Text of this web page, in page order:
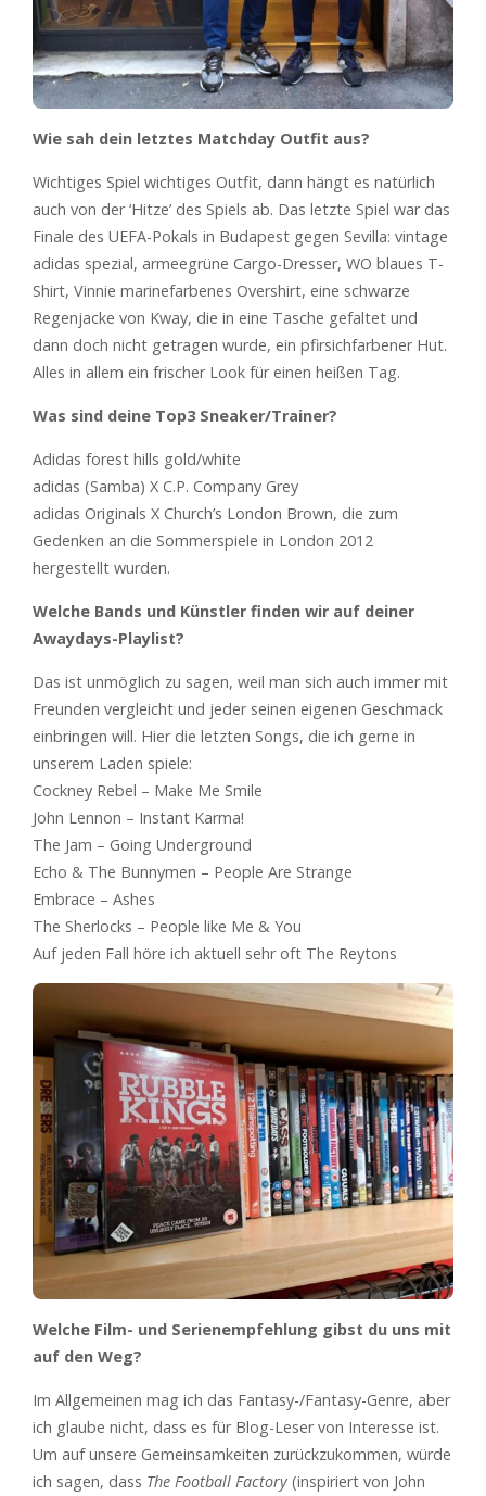
Wie sah dein letztes Matchday Outfit aus?
Wichtiges Spiel wichtiges Outfit, dann hängt es natürlich
auch von der ‘Hitze’ des Spiels ab. Das letzte Spiel war das
Finale des UEFA-Pokals in Budapest gegen Sevilla: vintage
adidas spezial, armeegrüne Cargo-Dresser, WO blaues T-
Shirt, Vinnie marinefarbenes Overshirt, eine schwarze
Regenjacke von Kway, die in eine Tasche gefaltet und
dann doch nicht getragen wurde, ein pfirsichfarbener Hut.
Alles in allem ein frischer Look für einen heißen Tag.
Was sind deine Top3 Sneaker/Trainer?
Adidas forest hills gold/white
adidas (Samba) X C.P. Company Grey
adidas Originals X Church’s London Brown, die zum
Gedenken an die Sommerspiele in London 2012
hergestellt wurden.
Welche Bands und Künstler finden wir auf deiner
Awaydays-Playlist?
Das ist unmöglich zu sagen, weil man sich auch immer mit
Freunden vergleicht und jeder seinen eigenen Geschmack
einbringen will. Hier die letzten Songs, die ich gerne in
unserem Laden spiele:
Cockney Rebel – Make Me Smile
John Lennon – Instant Karma!
The Jam – Going Underground
Echo & The Bunnymen – People Are Strange
Embrace – Ashes
The Sherlocks – People like Me & You
Auf jeden Fall höre ich aktuell sehr oft The Reytons
Welche Film- und Serienempfehlung gibst du uns mit
auf den Weg?
Im Allgemeinen mag ich das Fantasy-/Fantasy-Genre, aber
ich glaube nicht, dass es für Blog-Leser von Interesse ist.
Um auf unsere Gemeinsamkeiten zurückzukommen, würde
ich sagen, dass The Football Factory (inspiriert von John